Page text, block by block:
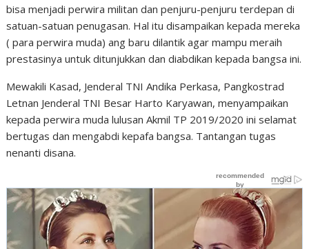
bisa menjadi perwira militan dan penjuru-penjuru terdepan di
satuan-satuan penugasan. Hal itu disampaikan kepada mereka
( para perwira muda) ang baru dilantik agar mampu meraih
prestasinya untuk ditunjukkan dan diabdikan kepada bangsa ini.
Mewakili Kasad, Jenderal TNI Andika Perkasa, Pangkostrad
Letnan Jenderal TNI Besar Harto Karyawan, menyampaikan
kepada perwira muda lulusan Akmil TP 2019/2020 ini selamat
bertugas dan mengabdi kepafa bangsa. Tantangan tugas
nenanti disana.